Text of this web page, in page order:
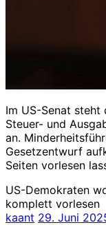
Im US-Senat
Steuer- und
an.
Gesetzentwurf
Seiten vorlesen
US-Demokraten
komplett vorlesen
kaant 29. Juni